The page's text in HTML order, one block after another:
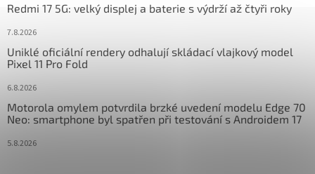
Redmi 17 5G: velký displej a baterie s výdrží až čtyři roky
7.8.2026
Uniklé oficiální rendery odhalují skládací vlajkový model
Pixel 11 Pro Fold
6.8.2026
Motorola omylem potvrdila brzké uvedení modelu Edge 70
Neo: smartphone byl spatřen při testování s Androidem 17
5.8.2026